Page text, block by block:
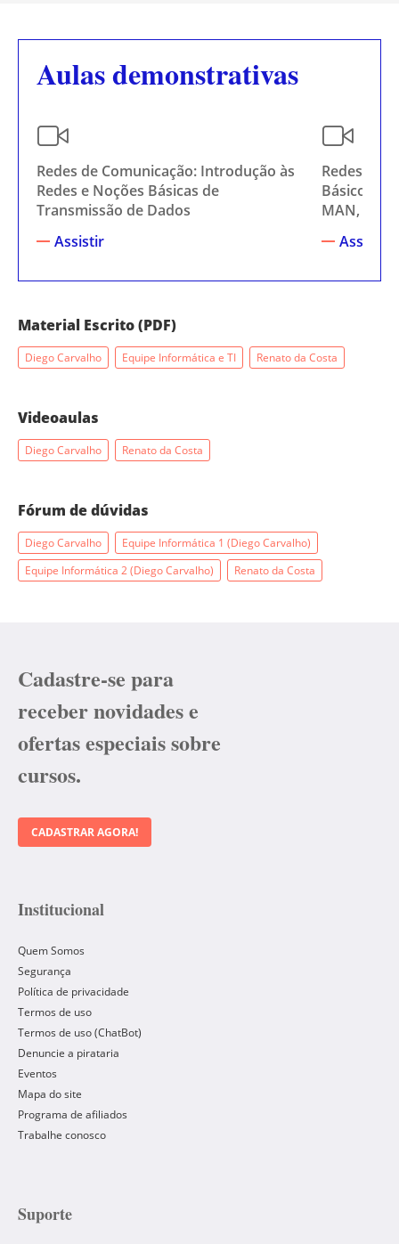
Aulas demonstrativas
Redes de Comunicação: Introdução às
Redes e Noções Básicas de
Transmissão de Dados
Assistir
Redes de
Básicos -
MAN,
Assistir
Material Escrito (PDF)
Diego Carvalho Equipe Informática e TI Renato da Costa
Videoaulas
Diego Carvalho Renato da Costa
Fórum de dúvidas
Diego Carvalho
Equipe Informática 1 (Diego Carvalho)
Equipe Informática 2 (Diego Carvalho)
Renato da Costa
Cadastre-se para
receber novidades e
ofertas especiais sobre
cursos.
CADASTRAR AGORA!
Institucional
Quem Somos
Segurança
Política de privacidade
Termos de uso
Termos de uso (ChatBot)
Denuncie a pirataria
Eventos
Mapa do site
Programa de afiliados
Trabalhe conosco
Suporte